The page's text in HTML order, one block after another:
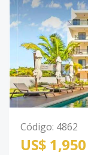
Código: 4862
US$ 1,950